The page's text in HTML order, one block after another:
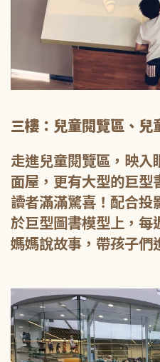
三樓：兒童閱覽區、兒
走進兒童閱覽區，映入
面屋，更有大型的巨型
讀者滿滿驚喜！配合投
於巨型圖書模型上，每
媽媽說故事，帶孩子們